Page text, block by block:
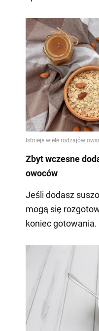
Zbyt wczesne
owoców
Jeśli dodasz
mogą się
koniec gotowania.